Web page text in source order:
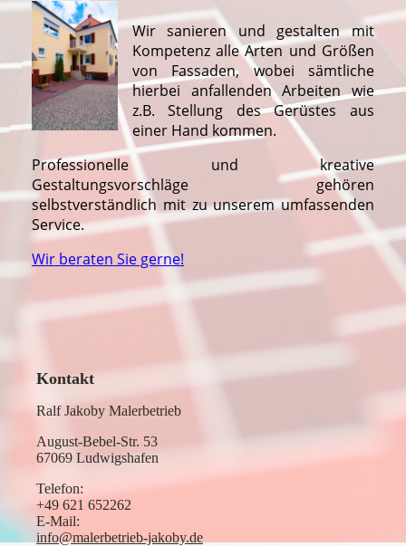
Wir sanieren und gestalten mit
Kompetenz alle Arten und Größen
von Fassaden, wobei sämtliche
hierbei anfallenden Arbeiten wie
z.B. Stellung des Gerüstes aus
einer Hand kommen.
Professionelle und kreative
Gestaltungsvorschläge gehören
selbstverständlich mit zu unserem umfassenden
Service.
Wir beraten Sie gerne!
Kontakt
Ralf Jakoby Malerbetrieb
August-Bebel-Str. 53
67069 Ludwigshafen
Telefon:
+49 621 652262
E-Mail:
info@malerbetrieb-jakoby.de